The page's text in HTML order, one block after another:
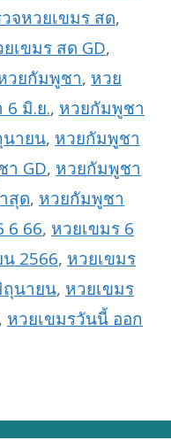
จหวยเขมร สด,
เขมร สด GD,
วยกัมพูชา, หวย
มิ.ย., หวยกัมพูชา
ายน, หวยกัมพูชา
GD, หวยกัมพูชา
สุด, หวยกัมพูชา
6 66, หวยเขมร 6
2566, หวยเขมร
ถุนายน, หวยเขมร
, หวยเขมรวันนี้ ออก